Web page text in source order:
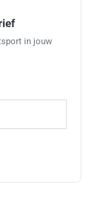
in jouw